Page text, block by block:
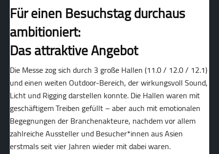
Für einen Besuchstag durchaus
ambitioniert:
Das attraktive Angebot
Die Messe zog sich durch 3 große Hallen (11.0 / 12.0 / 12.1)
und einen weiten Outdoor-Bereich, der wirkungsvoll Sound,
Licht und Rigging darstellen konnte. Die Hallen waren mit
geschäftigem Treiben gefüllt – aber auch mit emotionalen
Begegnungen der Branchenakteure, nachdem vor allem
zahlreiche Aussteller und Besucher*innen aus Asien
erstmals seit vier Jahren wieder mit dabei waren.